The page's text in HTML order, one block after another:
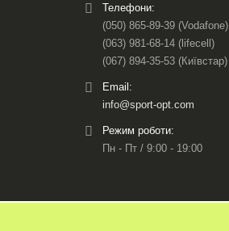
Телефони:
(050) 865-89-39 (Vodafone)
(063) 981-68-14 (lifecell)
(067) 894-35-53 (Київстар)
Email:
info@sport-opt.com
Режим роботи:
Пн - Пт / 9:00 - 19:00